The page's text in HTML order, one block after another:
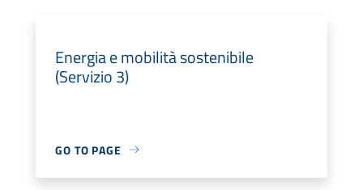
Energia e mobilità sostenibile
(Servizio 3)
GO TO PAGE